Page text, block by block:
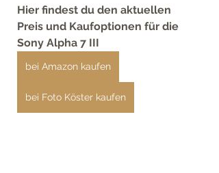
Hier findest du den aktuellen
Preis und Kaufoptionen für die
Sony Alpha 7 III
bei Amazon kaufen
bei Foto Köster kaufen